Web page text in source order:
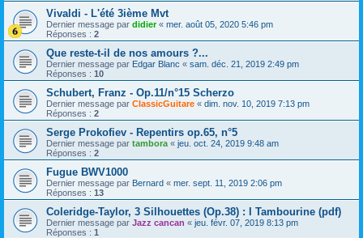
Vivaldi - L'été 3ième Mvt
Dernier message par didier« mer. août 05, 2020 5:46 pm
Réponses : 2
Que reste-t-il de nos amours ?...
Dernier message par Edgar Blanc « sam. déc. 21, 2019 2:49 pm
Réponses : 10
Schubert, Franz - Op.11/n°15 Scherzo
Dernier message par ClassicGuitare « dim. nov. 10, 2019 7:13 pm
Réponses : 2
Serge Prokofiev - Repentirs op.65, n°5
Dernier message par tambora « jeu. oct. 24, 2019 9:48 am
Réponses : 2
Fugue BWV1000
Dernier message par Bernard « mer. sept. 11, 2019 2:06 pm
Réponses : 13
Coleridge-Taylor, 3 Silhouettes (Op.38) : I Tambourine (pdf)
Dernier message par Jazz cancan « jeu. févr. 07, 2019 8:13 pm
Réponses : 1